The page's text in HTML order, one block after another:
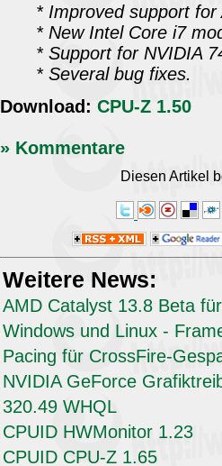
* Improved support
* New Intel Core i7
* Support for NVIDIA
* Several bug fixes.
Download: CPU-Z 1.50
» Kommentare
Diesen Artikel
Weitere News:
AMD Catalyst 13.8 Beta für
Windows und Linux -
Pacing für CrossFire-
NVIDIA GeForce
320.49 WHQL
CPUID HWMonitor 1.23
CPUID CPU-Z 1.65